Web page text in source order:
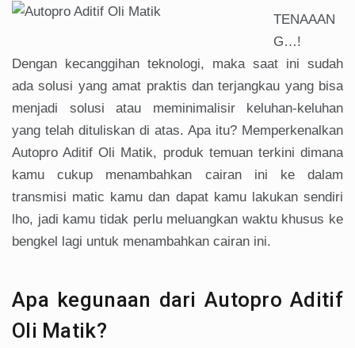
TENAAAN
G…!
Dengan kecanggihan teknologi, maka saat ini sudah
ada solusi yang amat praktis dan terjangkau yang bisa
menjadi solusi atau meminimalisir keluhan-keluhan
yang telah dituliskan di atas. Apa itu? Memperkenalkan
Autopro Aditif Oli Matik, produk temuan terkini dimana
kamu cukup menambahkan cairan ini ke dalam
transmisi matic kamu dan dapat kamu lakukan sendiri
lho, jadi kamu tidak perlu meluangkan waktu khusus ke
bengkel lagi untuk menambahkan cairan ini.
Apa kegunaan dari Autopro Aditif
Oli Matik?